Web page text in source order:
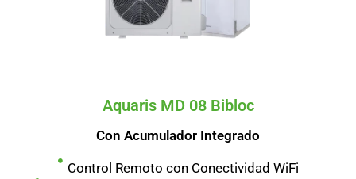
Aquaris MD 08 Bibloc
Con Acumulador Integrado
Control Remoto con Conectividad WiFi